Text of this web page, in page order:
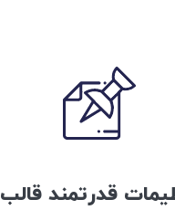
قدرتمند قالب